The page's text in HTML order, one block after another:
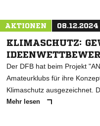
AKTIONEN
KLIMASCHUTZ:
Der DFB hat beim Projekt
Amateurklubs für ihre
Klimaschutz ausgezeichnet.
Mehr lesen